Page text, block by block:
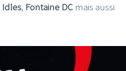
Idles, Fontaine DC mais aussi